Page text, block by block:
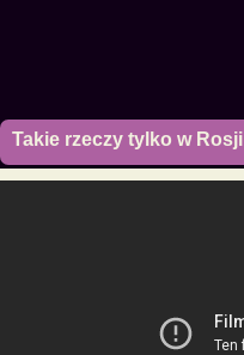
Takie rzeczy tylko w Rosji